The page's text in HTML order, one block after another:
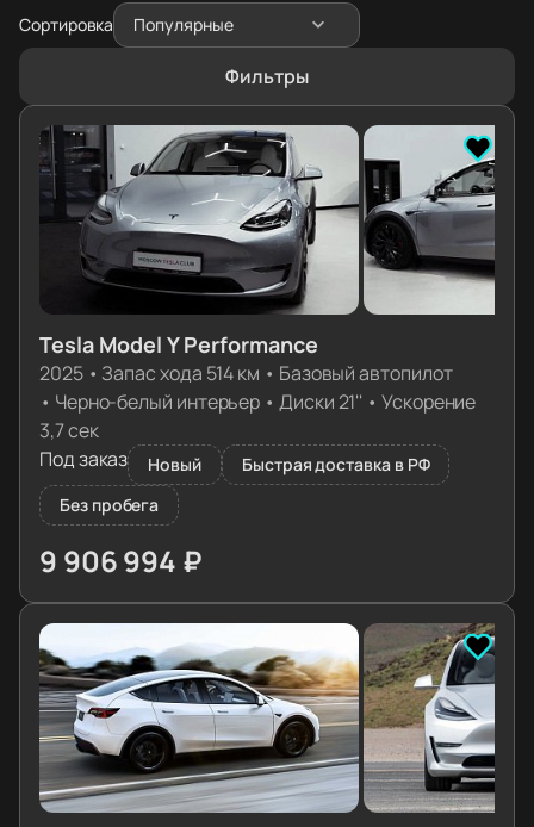
Сортировка Популярные
Фильтры
Tesla Model Y Performance
2025• Запас хода 514 км • Базовый автопилот
• Черно-белый интерьер •Диски 21'' • Ускорение
3,7 сек
Под заказ
Новый
Быстрая доставка в РФ
Без пробега
9 906 994 ₽
≈ 100 292€